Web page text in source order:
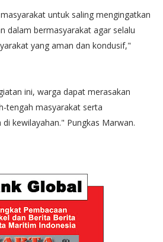
untuk saling mengingatkan
dalam bermasyarakat agar selalu
yang aman dan kondusif,"
ini, warga dapat merasakan
tengah masyarakat serta
kewilayahan." Pungkas Marwan.